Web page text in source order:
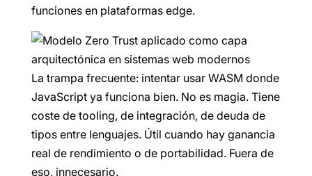
funciones en plataformas edge.
La trampa frecuente: intentar usar WASM donde
JavaScript ya funciona bien. No es magia. Tiene
coste de tooling, de integración, de deuda de
tipos entre lenguajes. Útil cuando hay ganancia
real de rendimiento o de portabilidad. Fuera de
eso, innecesario.